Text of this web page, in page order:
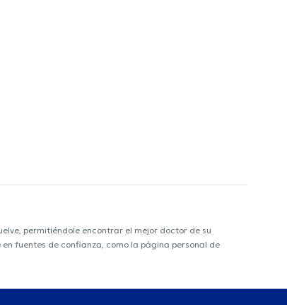
permitiéndole encontrar el mejor doctor de su
fuentes de confianza, como la página personal de